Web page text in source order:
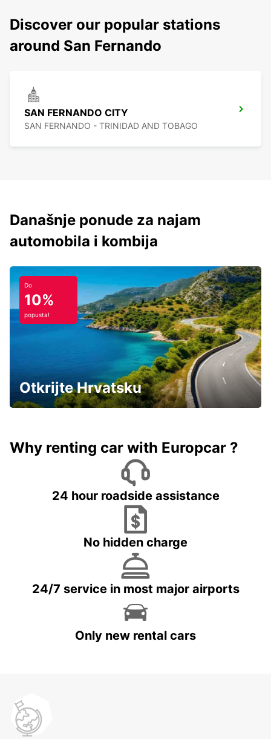
Discover our popular stations
around San Fernando
SAN FERNANDO CITY
SAN FERNANDO - TRINIDAD AND TOBAGO
Današnje ponude za najam
automobila i kombija
Do
10%
popusta!
Otkrijte Hrvatsku
Why renting car with Europcar ?
24 hour roadside assistance
No hidden charge
24/7 service in most major airports
Only new rental cars